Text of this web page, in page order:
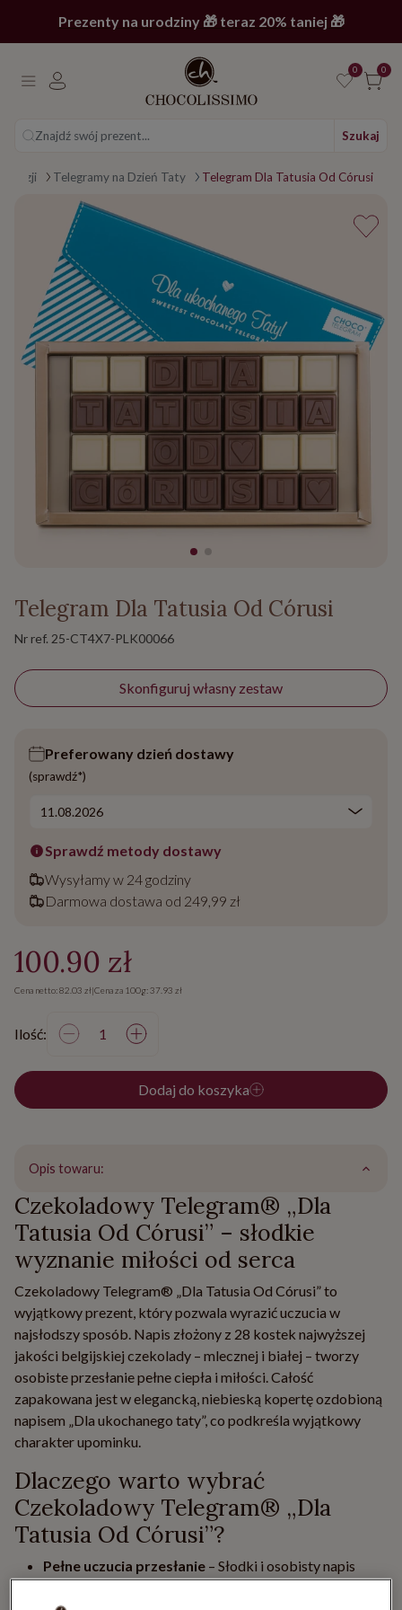
Prezenty na urodziny 🎁 teraz 20% taniej 🎁
0 0
Znajdź swój prezent... Szukaj
okazji Telegramy na Dzień Taty Telegram Dla Tatusia Od Córusi
Telegram Dla Tatusia Od Córusi
Nr ref. 25-CT4X7-PLK00066
Skonfiguruj własny zestaw
Preferowany dzień dostawy
(sprawdź*)
Sprawdź metody dostawy
Wysyłamy w 24 godziny
Darmowa dostawa od 249,99 zł
100.90 zł
Cena netto: 82.03 zł|Cena za 100g: 37.93 zł
Ilość:
Dodaj do koszyka
Opis towaru:
Czekoladowy Telegram® „Dla
Tatusia Od Córusi” – słodkie
wyznanie miłości od serca
Czekoladowy Telegram® „Dla Tatusia Od Córusi” to
wyjątkowy prezent, który pozwala wyrazić uczucia w
najsłodszy sposób. Napis złożony z 28 kostek najwyższej
jakości belgijskiej czekolady – mlecznej i białej – tworzy
osobiste przesłanie pełne ciepła i miłości. Całość
zapakowana jest w elegancką, niebieską kopertę ozdobioną
napisem „Dla ukochanego taty”, co podkreśla wyjątkowy
charakter upominku.
Dlaczego warto wybrać
Czekoladowy Telegram® „Dla
Tatusia Od Córusi”?
Pełne uczucia przesłanie – Słodki i osobisty napis